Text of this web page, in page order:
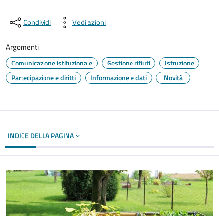
Condividi Vedi azioni
Argomenti
Comunicazione istituzionale Gestione rifiuti
Istruzione
Partecipazione e diritti
Informazione e dati Novità
INDICE DELLA PAGINA